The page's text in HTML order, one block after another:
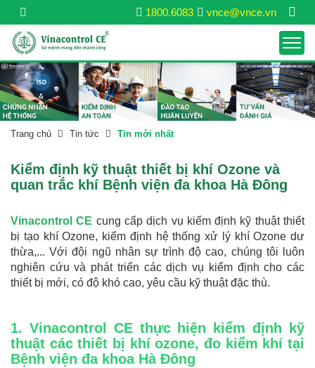
vnce@vnce.vn
1800.6083
Trang chủ Tin tức Tin mới nhất
Kiểm định kỹ thuật thiết bị khí Ozone và
quan trắc khí Bệnh viện đa khoa Hà Đông
Vinacontrol CE cung cấp dịch vụ kiểm định kỹ thuật thiết
bị tạo khí Ozone, kiểm định hệ thống xử lý khí Ozone dư
thừa,... Với đội ngũ nhân sự trình độ cao, chúng tôi luôn
nghiên cứu và phát triển các dịch vụ kiểm định cho các
thiết bị mới, có độ khó cao, yêu cầu kỹ thuật đặc thù.
1. Vinacontrol CE thực hiện kiểm định kỹ
thuật các thiết bị khí ozone, đo kiểm khí tại
Bệnh viện đa khoa Hà Đông